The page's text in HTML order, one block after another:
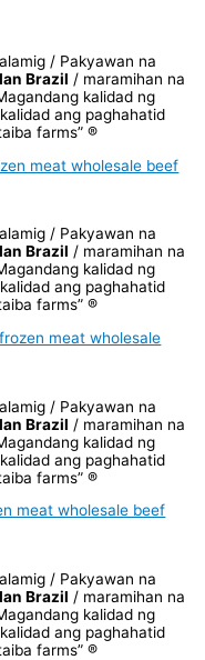
/ Pakyawan na
Brazil / maramihan na
kalidad ng
ang paghahatid
farms” ®
/ Pakyawan na
Brazil / maramihan na
kalidad ng
ang paghahatid
farms” ®
/ Pakyawan na
Brazil / maramihan na
kalidad ng
ang paghahatid
farms” ®
/ Pakyawan na
Brazil / maramihan na
kalidad ng
ang paghahatid
farms” ®